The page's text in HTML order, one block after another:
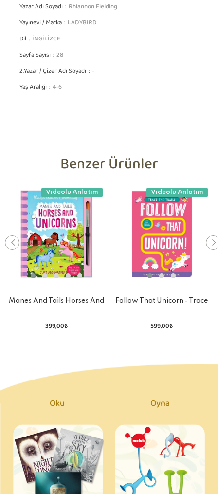
Yazar Adı Soyadı Rhiannon Fielding
Yayınevi / Marka LADYBIRD
Dil İNGİLİZCE
Sayfa Sayısı 28
2.Yazar / Çizer Adı Soyadı -
Yaş Aralığı 4-6
Benzer Ürünler
Videolu Anlatım
Manes And Tails Horses And
399,00₺
Videolu Anlatım
Follow That Unicorn - Trace
599,00₺
Oku Oyna